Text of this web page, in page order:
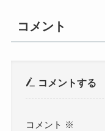
コメント
コメントする
コメント ※